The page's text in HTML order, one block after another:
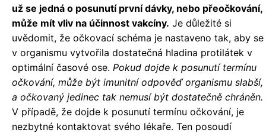
už se jedná o posunutí první dávky, nebo přeočkování,
může mít vliv na účinnost vakcíny. Je důležité si
uvědomit, že očkovací schéma je nastaveno tak, aby se
v organismu vytvořila dostatečná hladina protilátek v
optimální časové ose. Pokud dojde k posunutí termínu
očkování, může být imunitní odpověď organismu slabší,
a očkovaný jedinec tak nemusí být dostatečně chráněn.
V případě, že dojde k posunutí termínu očkování, je
nezbytné kontaktovat svého lékaře. Ten posoudí